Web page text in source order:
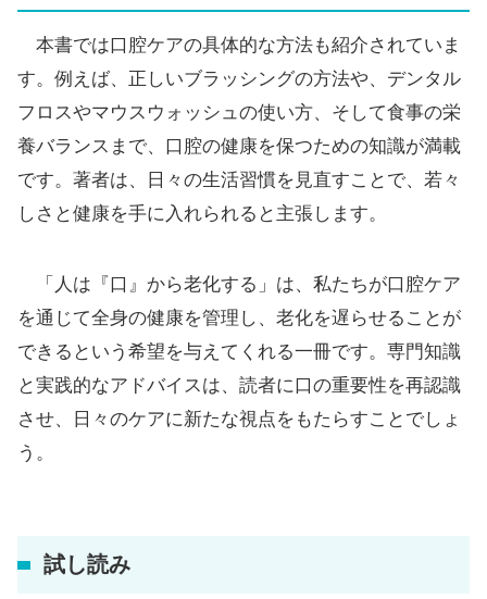
本書では口腔ケアの具体的な方法も紹介されていま
す。例えば、正しいブラッシングの方法や、デンタル
フロスやマウスウォッシュの使い方、そして食事の栄
養バランスまで、口腔の健康を保つための知識が満載
です。著者は、日々の生活習慣を見直すことで、若々
しさと健康を手に入れられると主張します。
「人は『口』から老化する」は、私たちが口腔ケア
を通じて全身の健康を管理し、老化を遅らせることが
できるという希望を与えてくれる一冊です。専門知識
と実践的なアドバイスは、読者に口の重要性を再認識
させ、日々のケアに新たな視点をもたらすことでしょ
う。
試し読み